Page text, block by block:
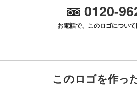
0120-
お電話で、このロゴについ
このロゴを作っ